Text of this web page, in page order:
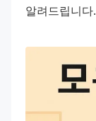
알려드립니다.